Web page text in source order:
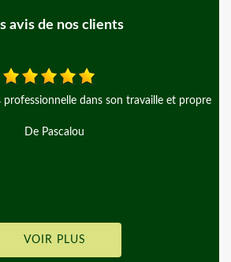
avis de nos clients
dans son travaille et propre
VOIR PLUS